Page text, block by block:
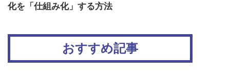
化を「仕組み化」する方法
おすすめ記事